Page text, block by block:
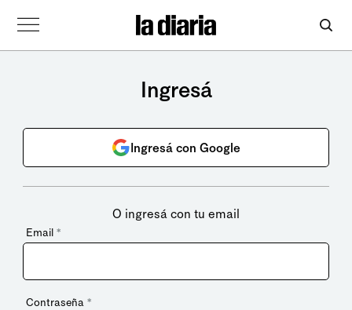
Ingresá
Ingresá con Google
O ingresá con tu email
Email *
Contraseña *